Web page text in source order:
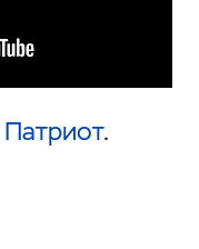
Патриот.